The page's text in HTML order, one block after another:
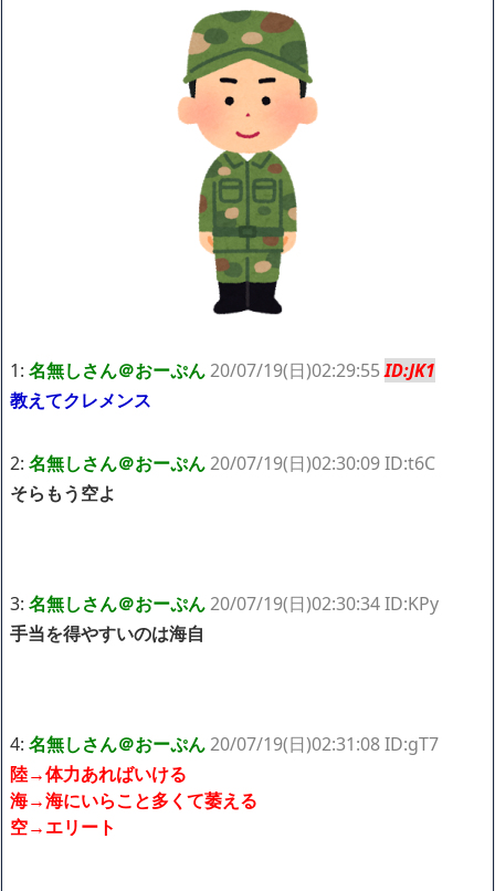
【議論】儒教「年上を敬え、目上に逆らうな、秩序を守れ」←こ
れが東アジアに残したものNEW!
【悲報】ショートスリーパー堀大輔さん、誹謗中傷コメントが1
万件を越えて配信中に号泣NEW!
【画像】身長155cm・体重36kg・ウエスト51cmのスレンダー美
少女がAVデビュ－ｗwwww
【画像】彼女「ねー、今日のデートこれで行っていー？」ﾊﾟｼｬ
広末涼子さん、正気に戻ってしまい絶望する・・・「アカン、キ
【配信者】「金バエ」のSNS更新が1週間途絶え、様々な憶測が
飛び交う。1週間ぶりの投稿でも一人称が「ボキ」ではなく「俺」と
なっており、本人ではないとの憶測が広がる
かつてはSONYのパソコンだった「VAIO」家電量販店のノジマに
ハードオフに売っていた4万4000円のフィギュアがヤバすぎるｗ
【閲覧注意】俺が近くにいると機械が壊れるんだけどさ
私は6年間「子無し既婚女性」で人から様々なことを言われてき
たけど子無しの原因は親の教えのせいかもしれません
Powered by livedoor 相互RSS
1: 名無しさん＠おーぷん20/07/19(日)02:29:55ID:JK1
教えてクレメンス
2: 名無しさん＠おーぷん20/07/19(日)02:30:09 ID:t6C
そらもう空よ
3: 名無しさん＠おーぷん20/07/19(日)02:30:34 ID:KPy
手当を得やすいのは海自
4: 名無しさん＠おーぷん20/07/19(日)02:31:08 ID:gT7
陸→体力あればいける
海→海にいらこと多くて萎える
空→エリート